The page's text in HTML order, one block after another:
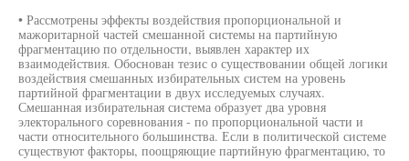
• Рассмотрены эффекты воздействия пропорциональной и
мажоритарной частей смешанной системы на партийную
фрагментацию по отдельности, выявлен характер их
взаимодействия. Обоснован тезис о существовании общей логики
воздействия смешанных избирательных систем на уровень
партийной фрагментации в двух исследуемых случаях.
Смешанная избирательная система образует два уровня
электорального соревнования - по пропорциональной части и
части относительного большинства. Если в политической системе
существуют факторы, поощряющие партийную фрагментацию, то